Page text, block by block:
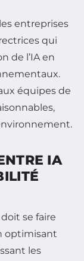
entreprises
qui
de l’IA en
équipes de
IA
se faire
optimisant
les